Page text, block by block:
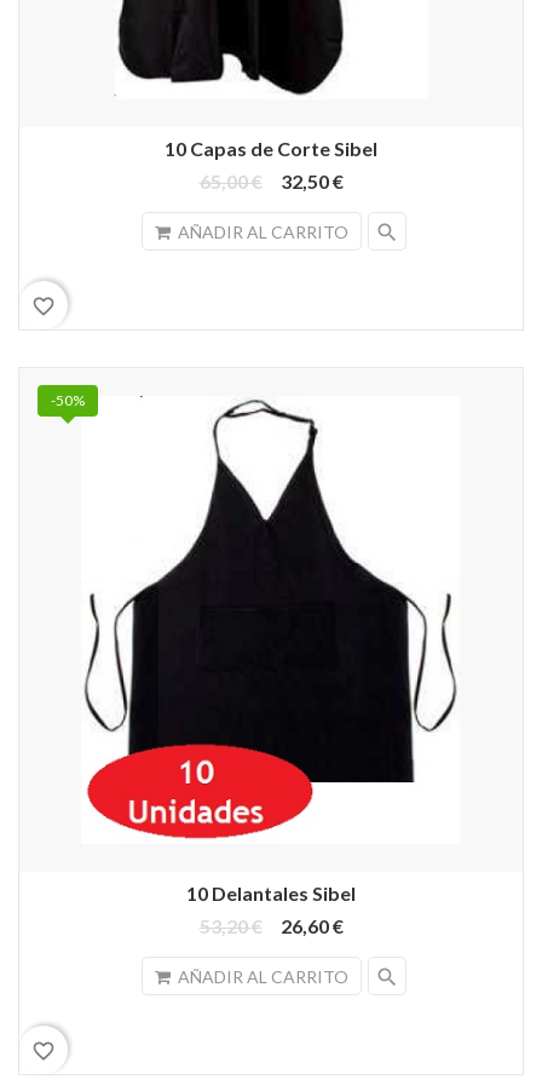
10 Capas de Corte Sibel
65,00 €
32,50 €
AÑADIR AL CARRITO search
favorite_border
10 Delantales Sibel
53,20 €
26,60 €
AÑADIR AL CARRITO search
-50%
favorite_border